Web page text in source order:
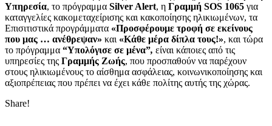
Υπηρεσία, το πρόγραμμα Silver Alert, η Γραμμή SOS 1065 για
καταγγελίες κακομεταχείρισης και κακοποίησης ηλικιωμένων, τα
Eπισιτιστικά προγράμματα «Προσφέρουμε τροφή σε εκείνους
που μας … ανέθρεψαν» και «Κάθε μέρα δίπλα τους!», και τώρα
το πρόγραμμα “Yπολόγισε σε μένα”, είναι κάποιες από τις
υπηρεσίες της Γραμμής Ζωής, που προσπαθούν να παρέχουν
στους ηλικιωμένους το αίσθημα ασφάλειας, κοινωνικοποίησης και
αξιοπρέπειας που πρέπει να έχει κάθε πολίτης αυτής της χώρας.
Share!